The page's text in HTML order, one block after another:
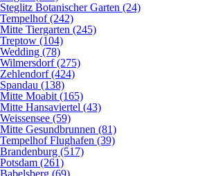
Steglitz Botanischer Garten (24)
Tempelhof (242)
Mitte Tiergarten (245)
Treptow (104)
Wedding (78)
Wilmersdorf (275)
Zehlendorf (424)
Spandau (138)
Mitte Moabit (165)
Mitte Hansaviertel (43)
Weissensee (59)
Mitte Gesundbrunnen (81)
Tempelhof Flughafen (39)
Brandenburg (517)
Potsdam (261)
Babelsberg (69)